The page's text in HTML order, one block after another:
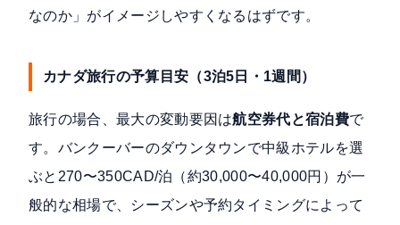
なのか」がイメージしやすくなるはずです。
カナダ旅行の予算目安（3泊5日・1週間）
旅行の場合、最大の変動要因は航空券代と宿泊費で
す。バンクーバーのダウンタウンで中級ホテルを選
ぶと270〜350CAD/泊（約30,000〜40,000円）が一
般的な相場で、シーズンや予約タイミングによって